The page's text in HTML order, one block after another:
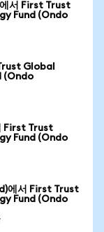
서 First Trust
Fund (Ondo
Global
(Ondo
First Trust
Fund (Ondo
에서 First Trust
Fund (Ondo